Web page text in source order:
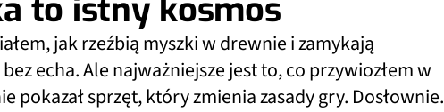
to istny kosmos
jak rzeźbią myszki w drewnie i zamykają
echa. Ale najważniejsze jest to, co przywiozłem w
pokazał sprzęt, który zmienia zasady gry. Dosłownie.